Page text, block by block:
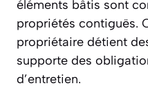
éléments bâtis sont
propriétés contiguës.
propriétaire détient
supporte des
d’entretien.